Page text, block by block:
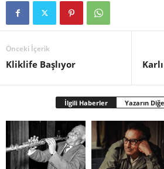
Önceki İçerik
Kliklife Başlıyor
İlgili Haberler Yazarın